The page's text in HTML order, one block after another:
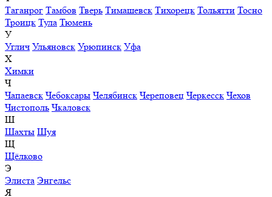
Таганрог Тамбов Тверь Тимашевск Тихорецк Тольятти Тосно
Троицк Тула Тюмень
У
Углич Ульяновск Урюпинск Уфа
Х
Химки
Ч
Чапаевск Чебоксары Челябинск Череповец Черкесск Чехов
Чистополь Чкаловск
Ш
Шахты Шуя
Щ
Щёлково
Э
Элиста Энгельс
Я